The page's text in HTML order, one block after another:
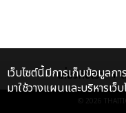
เกี่ยวกับเรา
© 2026
เว็บไซต์นี้มีการเก็บข้อมูลก
มาใช้วางแผนและบริหารเว็